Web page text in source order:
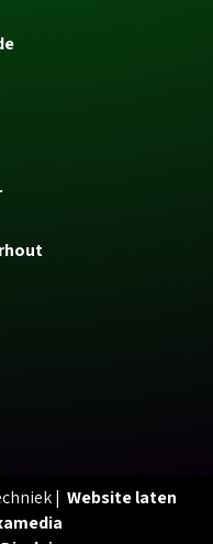
| Website laten